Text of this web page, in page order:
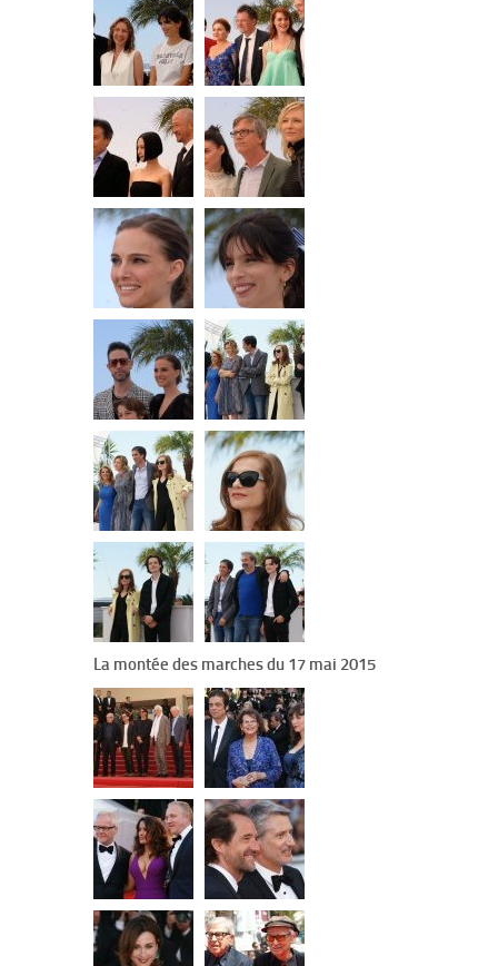
La montée des marches du 17 mai 2015